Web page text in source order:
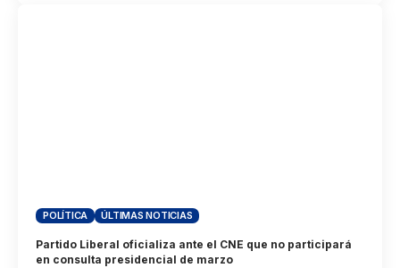
POLÍTICA ÚLTIMAS NOTICIAS
Partido Liberal oficializa ante el CNE que no participará
en consulta presidencial de marzo